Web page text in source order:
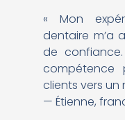
« Mon
dentaire m’a
de confiance.
compétence
clients vers un
— Étienne,